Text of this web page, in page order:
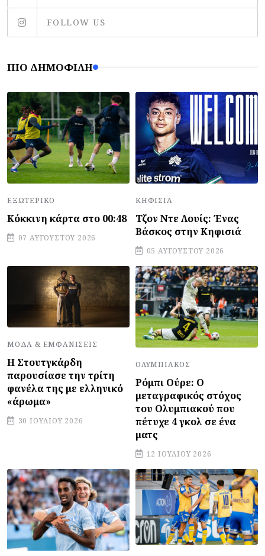
FOLLOW US
ΠΙΟ ΔΗΜΟΦΙΛΉ
ΕΞΩΤΕΡΙΚΌ
Κόκκινη κάρτα στο 00:48
07 ΑΥΓΟΎΣΤΟΥ 2026
ΚΗΦΙΣΙΆ
Τζον Ντε Λουίς: Ένας
Βάσκος στην Κηφισιά
05 ΑΥΓΟΎΣΤΟΥ 2026
ΜΌΔΑ & ΕΜΦΑΝΊΣΕΙΣ
Η Στουτγκάρδη
παρουσίασε την τρίτη
φανέλα της με ελληνικό
«άρωμα»
30 ΙΟΥΛΊΟΥ 2026
ΟΛΥΜΠΙΑΚΌΣ
Ρόμπι Ούρε: Ο
μεταγραφικός στόχος
του Ολυμπιακού που
πέτυχε 4 γκολ σε ένα
ματς
12 ΙΟΥΛΊΟΥ 2026